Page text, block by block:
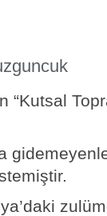
“Kutsal